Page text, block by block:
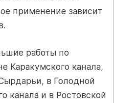
применение зависит
работы по
Каракумского канала,
в Голодной
канала и в Ростовской